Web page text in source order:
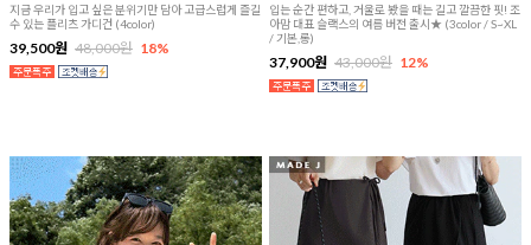
지금 우리가 입고 싶은 분위기만 담아 고급스럽게 즐길
수 있는 플리츠 가디건 (4color)
39,500원 48,000원 18%
입는 순간 편하고, 거울로 봤을 때는 길고 깔끔한 핏! 조
아맘 대표 슬랙스의 여름 버전 출시★ (3color / S~XL
/ 기본,롱)
37,900원 43,000원 12%